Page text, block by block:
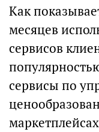
Как
месяцев
сервисов
сервисы по